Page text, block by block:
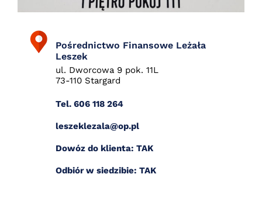
Pośrednictwo Finansowe Leżała
Leszek
ul. Dworcowa 9 pok. 11L
73-110 Stargard
Tel. 606 118 264
leszeklezala@op.pl
Dowóz do klienta: TAK
Odbiór w siedzibie: TAK